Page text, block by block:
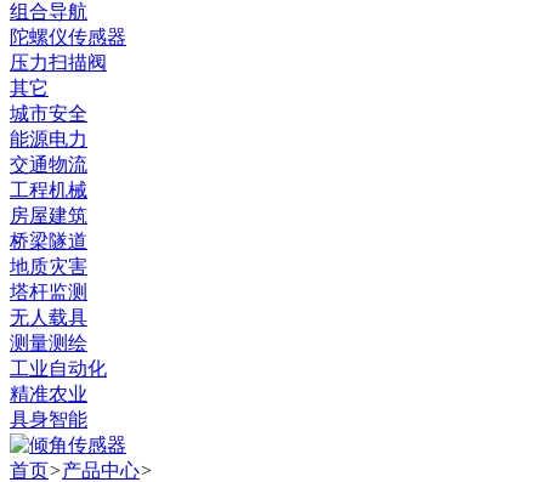
组合导航
陀螺仪传感器
压力扫描阀
其它
城市安全
能源电力
交通物流
工程机械
房屋建筑
桥梁隧道
地质灾害
塔杆监测
无人载具
测量测绘
工业自动化
精准农业
具身智能
首页>产品中心>